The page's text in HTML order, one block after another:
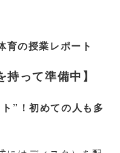
育の授業レポート
持って準備中】
” ！初めての人も多